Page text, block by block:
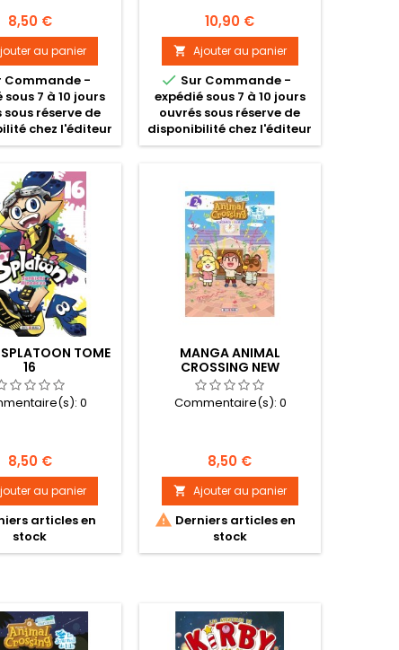
Prix
8,50 €
au panier
Commande -
sous 7 à 10 jours
sous réserve de
chez l'éditeur
Prix
10,90 €
 Ajouter au panier
 Sur Commande -
expédié sous 7 à 10 jours
ouvrés sous réserve de
disponibilité chez l'éditeur
TOME
16
0
Prix
8,50 €
au panier
articles en
stock
MANGA ANIMAL
CROSSING NEW
HORIZONS TOME 02
Commentaire(s):0
Prix
8,50 €
 Ajouter au panier
 Derniers articles en
stock